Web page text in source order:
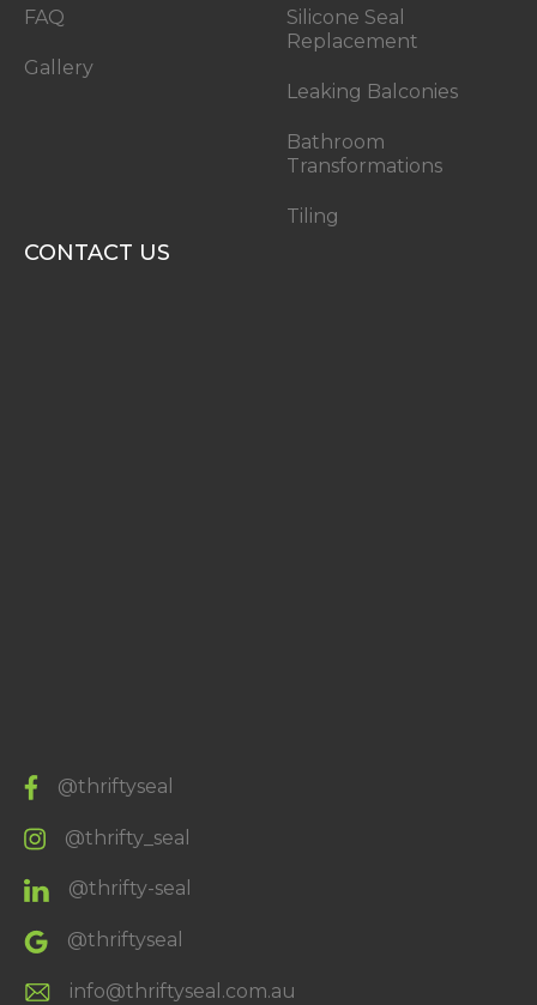
FAQ
Gallery
Silicone Seal
Replacement
Leaking Balconies
Bathroom
Transformations
Tiling
CONTACT US
@thriftyseal
@thrifty_seal
@thrifty-seal
@thriftyseal
info@thriftyseal.com.au